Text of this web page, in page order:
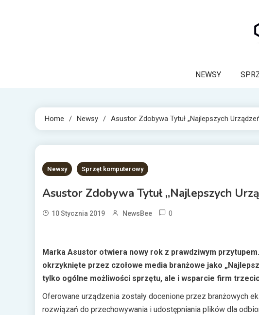
NEWSY
Home Newsy Asustor Zdobywa Tytuł „Najlepszych
1 MIN READ
Newsy Sprzęt komputerowy
Asustor Zdobywa Tytuł „Najlepszych
10 Stycznia 2019 NewsBee 0
Marka Asustor otwiera nowy rok z prawdziwym
okrzyknięte przez czołowe media branżowe jako
tylko ogólne możliwości sprzętu, ale i wsparcie firm
Oferowane urządzenia zostały docenione przez branżowych
rozwiązań do przechowywania i udostępniania plików dla